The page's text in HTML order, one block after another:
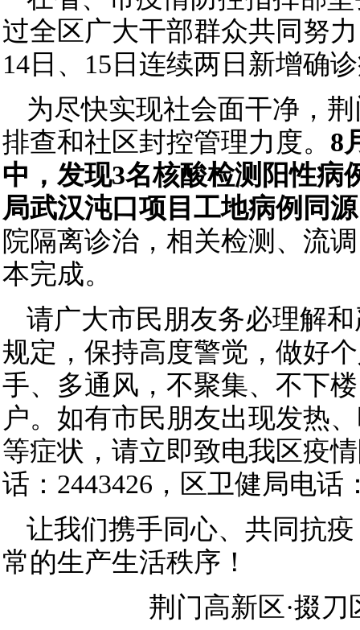
过全区广大干部群众共同努
14日、15日连续两日新增确
为尽快实现社会面干净，
排查和社区封控管理力度。 8
中，发现3名核酸检测阳性病
局武汉沌口项目工地病例同
院隔离诊治，相关检测、流
本完成。
请广大市民朋友务必理解
规定，保持高度警觉，做好
手、多通风，不聚集、不下
户。如有市民朋友出现发热
等症状，请立即致电我区疫
话：2443426，区卫健局电话
让我们携手同心、共同抗
常的生产生活秩序！
荆门高新区·掇